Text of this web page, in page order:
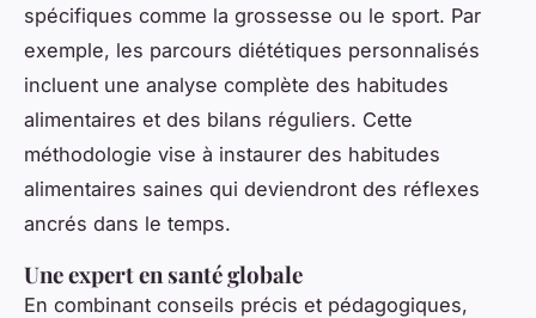
spécifiques comme la grossesse ou le sport. Par
exemple, les parcours diététiques personnalisés
incluent une analyse complète des habitudes
alimentaires et des bilans réguliers. Cette
méthodologie vise à instaurer des habitudes
alimentaires saines qui deviendront des réflexes
ancrés dans le temps.
Une expert en santé globale
En combinant conseils précis et pédagogiques,